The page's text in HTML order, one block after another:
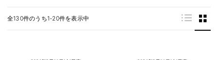
全130件のうち1-20件を表示中